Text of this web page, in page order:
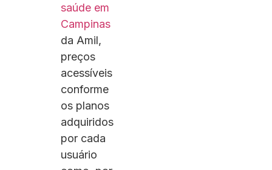
saúde em
Campinas
da Amil,
preços
acessíveis
conforme
os planos
adquiridos
por cada
usuário